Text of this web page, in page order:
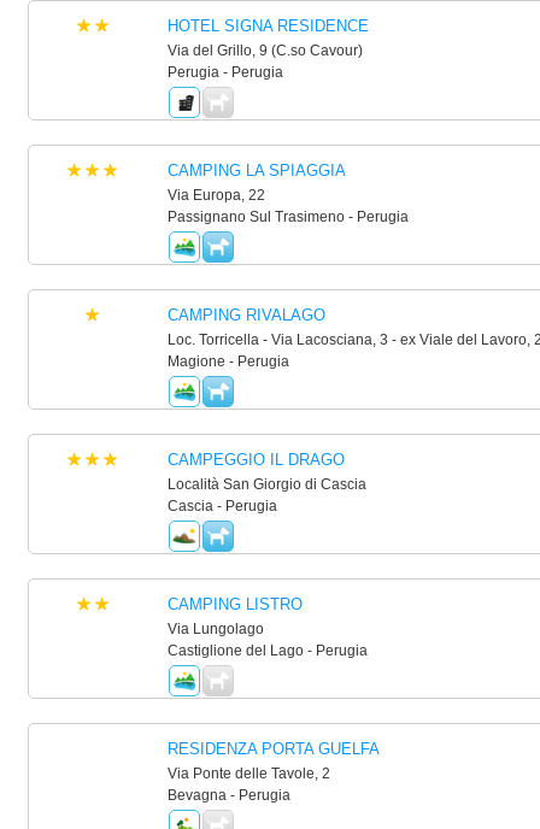
HOTEL SIGNA RESIDENCE
Via del Grillo, 9 (C.so Cavour)
Perugia - Perugia
CAMPING LA SPIAGGIA
Via Europa, 22
Passignano Sul Trasimeno - Perugia
CAMPING RIVALAGO
Loc. Torricella - Via Lacosciana, 3 - ex Viale del Lavoro,
Magione - Perugia
CAMPEGGIO IL DRAGO
Località San Giorgio di Cascia
Cascia - Perugia
CAMPING LISTRO
Via Lungolago
Castiglione del Lago - Perugia
RESIDENZA PORTA GUELFA
Via Ponte delle Tavole, 2
Bevagna - Perugia